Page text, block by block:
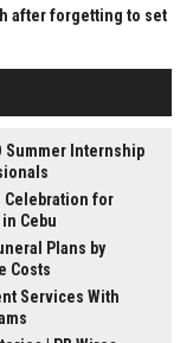
after forgetting to set
Summer Internship
Celebration for
Cebu
Plans by
Costs
Services With